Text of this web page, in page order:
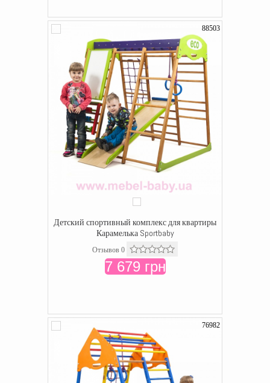
88503
Детский спортивный комплекс для квартиры
Карамелька Sportbaby
Отзывов 0
7 679 грн
76982